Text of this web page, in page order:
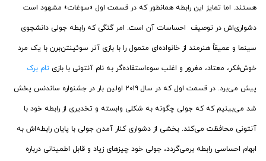
هستند. اما تمایز این رابطه همانطور که در قسمت اول «سوغات» مشهود است
دشواری‌اش در توصیف احساسات آن است. امر گنگی که رابطه جولی دانشجوی
سینما و عمیقاً هنرمند از خانواده‌ای متمول را با بازی آنر سوئینتن‌برن با یک مرد
خوش‌فکر، معتاد، مغرور و اغلب سوءاستفاده‌گر به نام آنتونی با بازی تام برک
پیش می‌برد. در قسمت اول که در سال ۲۰۱۹ اولین بار در جشنواره ساندنس پخش
شد می‌بینیم که که جولی چگونه به شکلی وابسته و تخدیری از رابطه خود با
آنتونی محافظت می‌کند. بخشی از دشواری کنار آمدن جولی با پایان رابطه‌اش به
ابهام احساسی رابطه برمی‌گردد، جولی خود چیزهای زیاد و قابل اطمینانی درباره